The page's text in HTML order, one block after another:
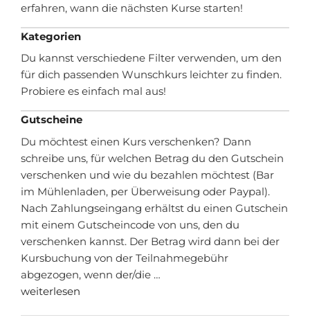
erfahren, wann die nächsten Kurse starten!
Kategorien
Du kannst verschiedene Filter verwenden, um den
für dich passenden Wunschkurs leichter zu finden.
Probiere es einfach mal aus!
Gutscheine
Du möchtest einen Kurs verschenken? Dann
schreibe uns, für welchen Betrag du den Gutschein
verschenken und wie du bezahlen möchtest (Bar
im Mühlenladen, per Überweisung oder Paypal).
Nach Zahlungseingang erhältst du einen Gutschein
mit einem Gutscheincode von uns, den du
verschenken kannst. Der Betrag wird dann bei der
Kursbuchung von der Teilnahmegebühr
abgezogen, wenn der/die …
weiterlesen